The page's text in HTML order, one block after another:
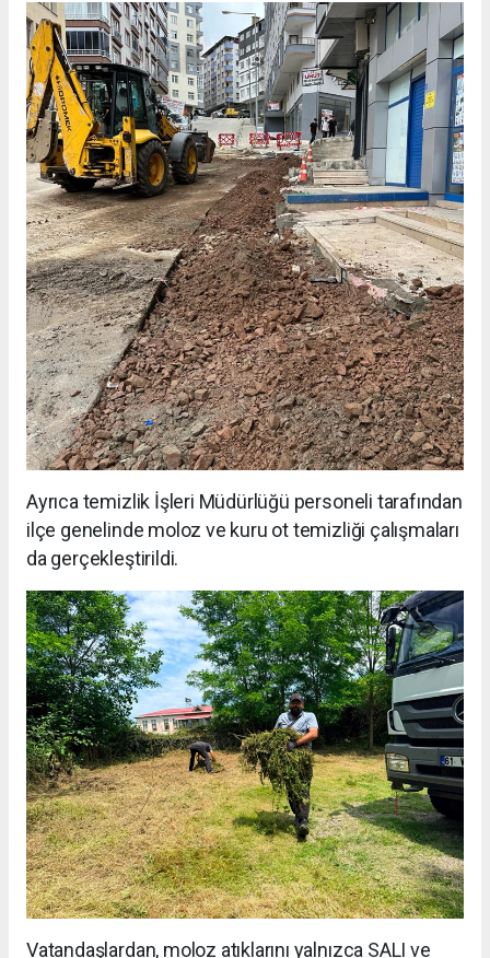
Ayrıca temizlik İşleri Müdürlüğü personeli tarafından
ilçe genelinde moloz ve kuru ot temizliği çalışmaları
da gerçekleştirildi.
Vatandaşlardan, moloz atıklarını yalnızca SALI ve